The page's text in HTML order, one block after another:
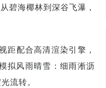
碧海椰林到深谷飞瀑，
距配合高清渲染引擎，
拟风雨晴雪：细雨淅沥
流转。